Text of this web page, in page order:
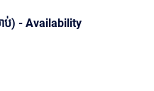
ប់) - Availability